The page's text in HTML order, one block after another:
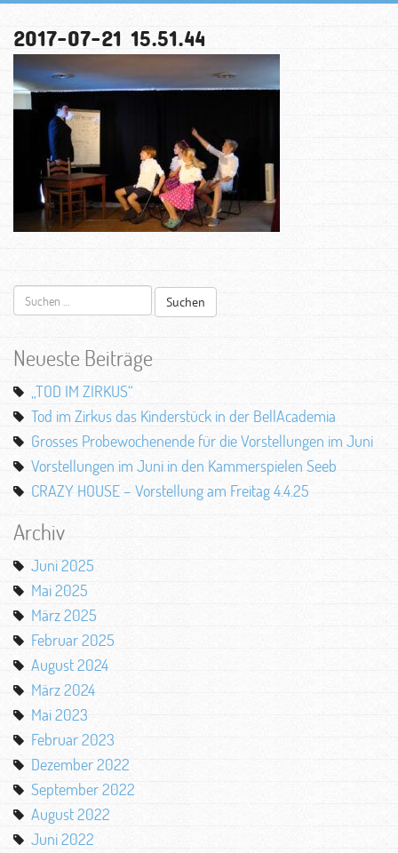
2017-07-21 15.51.44
Suchen
nach:
Neueste Beiträge
„TOD IM ZIRKUS“
Tod im Zirkus das Kinderstück in der BellAcademia
Grosses Probewochenende für die Vorstellungen im Juni
Vorstellungen im Juni in den Kammerspielen Seeb
CRAZY HOUSE – Vorstellung am Freitag 4.4.25
Archiv
Juni 2025
Mai 2025
März 2025
Februar 2025
August 2024
März 2024
Mai 2023
Februar 2023
Dezember 2022
September 2022
August 2022
Juni 2022